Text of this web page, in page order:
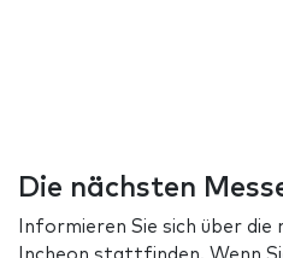
Die nächsten
Informieren Sie sich über die